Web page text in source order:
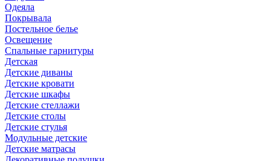
Одеяла
Покрывала
Постельное белье
Освещение
Спальные гарнитуры
Детская
Детские диваны
Детские кровати
Детские шкафы
Детские стеллажи
Детские столы
Детские стулья
Модульные детские
Детские матрасы